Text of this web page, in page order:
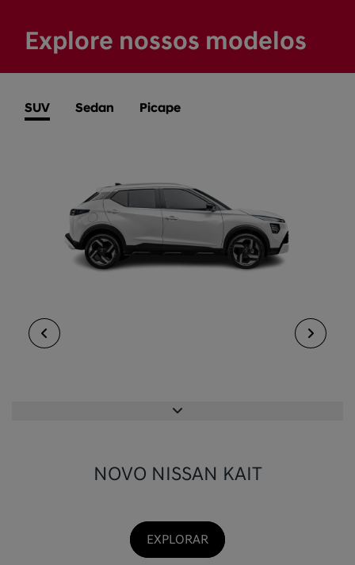
Explore nossos modelos
SUV Sedan Picape
NOVO NISSAN KAIT
EXPLORAR